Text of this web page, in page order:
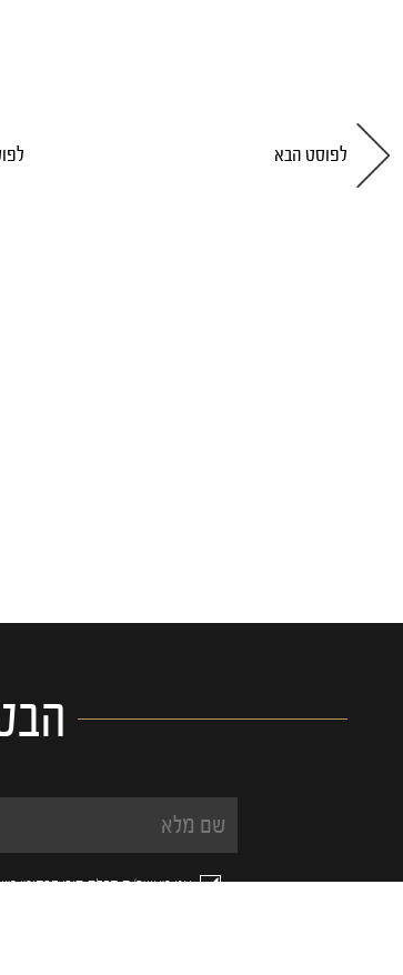
לפוסט הבא
אני מאשר/ת קבלת תוכן פרסומי